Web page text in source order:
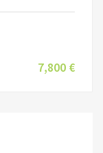
7,800 €